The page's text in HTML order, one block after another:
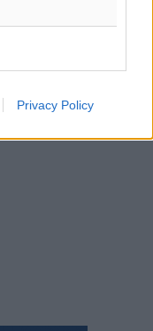
Privacy Policy